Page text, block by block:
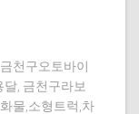
천구오토바이
, 금천구라보
물,소형트럭,차